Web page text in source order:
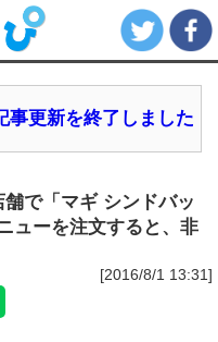
事更新を終了しました
で「マギ シンドバッ
ューを注文すると、非
[2016/8/1 13:31]